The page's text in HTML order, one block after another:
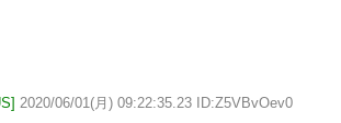
2020/06/01(月) 09:22:35.23 ID:Z5VBvOev0